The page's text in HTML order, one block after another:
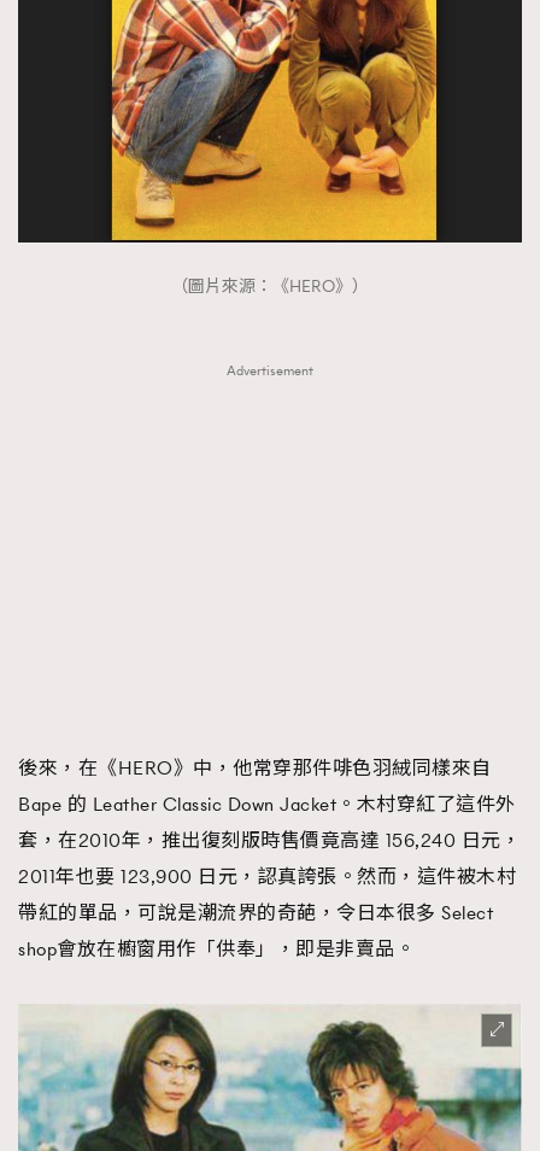
（圖片來源：《HERO》）
Advertisement
後來，在《HERO》中，他常穿那件啡色羽絨同樣來自
Bape 的 Leather Classic Down Jacket。木村穿紅了這件外
套，在2010年，推出復刻版時售價竟高達 156,240 日元，
2011年也要 123,900 日元，認真誇張。然而，這件被木村
帶紅的單品，可說是潮流界的奇葩，令日本很多 Select
shop會放在櫥窗用作「供奉」，即是非賣品。